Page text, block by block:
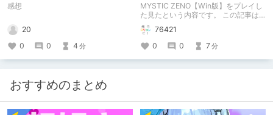
感想
20
0
0 4 分
MYSTIC ZENO【Win版】をプレイし
た見たという内容です。 この記事は
通常のクリエイターズ記事です。
76421
0
0 7分
おすすめのまとめ